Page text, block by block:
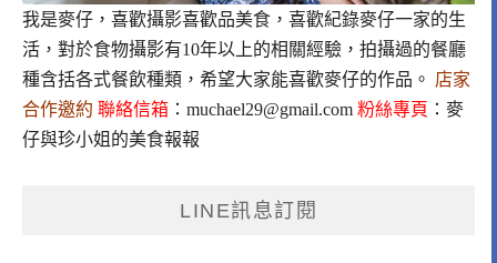
我是麥仔，喜歡攝影喜歡品美食，喜歡紀錄麥仔一家的生
活，對於食物攝影有10年以上的相關經驗，拍攝過的餐廳
種含括各式餐飲種類，希望大家能喜歡麥仔的作品。 店家
合作邀約 聯絡信箱 ： muchael29@gmail.com 粉絲專頁 ： 麥
仔與珍小姐的美食報報
LINE訊息訂閱